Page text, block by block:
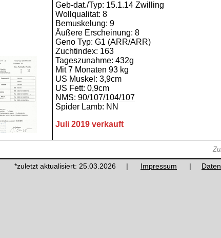
Geb-dat./Typ: 15.1.14 Zwilling
Wollqualitat: 8
Bemuskelung: 9
Äußere Erscheinung: 8
Geno Typ: G1 (ARR/ARR)
Zuchtindex: 163
Tageszunahme: 432g
Mit 7 Monaten 93 kg
US Muskel: 3,9cm
US Fett: 0,9cm
NMS: 90/107/104/107
Spider Lamb: NN
Juli 2019 verkauft
*zuletzt aktualisiert: 25.03.2026 | Impressum |